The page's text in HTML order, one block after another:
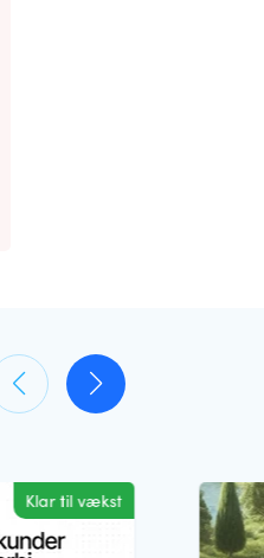
Klar til vækst